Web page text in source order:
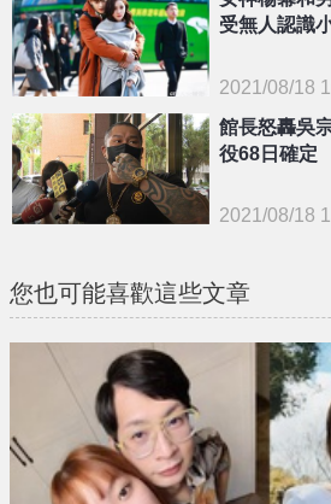
受無人認識
2021/08/18
館長怒轟吳
役68日確定
2021/08/18
您也可能喜歡這些文章